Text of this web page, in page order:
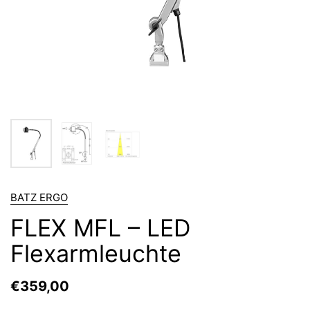
BATZ ERGO
FLEX MFL – LED
Flexarmleuchte
€359,00